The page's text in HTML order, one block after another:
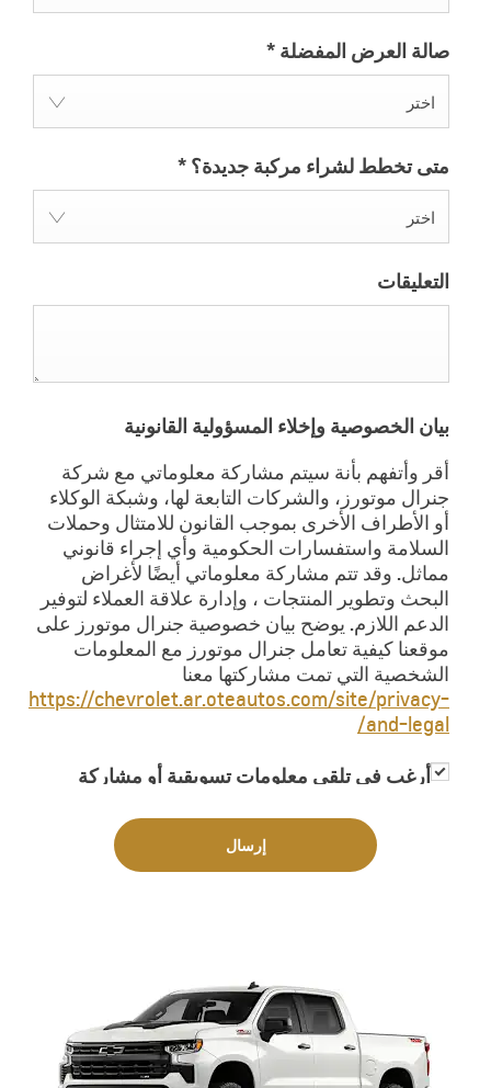
صالة العرض المفضلة *
اختر
متى تخطط لشراء مركبة جديدة؟ *
اختر
التعليقات
بيان الخصوصية وإخلاء المسؤولية القانونية
أقر وأتفهم بأنة سيتم مشاركة معلوماتي مع شركة
جنرال موتورز، والشركات التابعة لها، وشبكة الوكلاء
أو الأطراف الأخرى بموجب القانون للامتثال وحملات
السلامة واستفسارات الحكومية وأي إجراء قانوني
مماثل. وقد تتم مشاركة معلوماتي أيضًا لأغراض
البحث وتطوير المنتجات ، وإدارة علاقة العملاء لتوفير
الدعم اللازم. يوضح بيان خصوصية جنرال موتورز على
موقعنا كيفية تعامل جنرال موتورز مع المعلومات
الشخصية التي تمت مشاركتها معنا
https://chevrolet.ar.oteautos.com/site/privacy-
and-legal/
أرغب في تلقي معلومات تسويقية أو مشاركة
بمعلومات تسويقية
إرسال